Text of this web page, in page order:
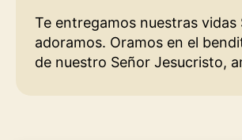
Te entregamos nuestras vidas
adoramos. Oramos en el
de nuestro Señor Jesucristo,